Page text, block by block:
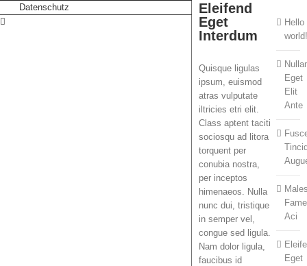
Datenschutz
Eleifend
Eget
Interdum
Quisque ligulas
ipsum, euismod
atras vulputate
iltricies etri elit.
Class aptent taciti
sociosqu ad litora
torquent per
conubia nostra,
per inceptos
himenaeos. Nulla
nunc dui, tristique
in semper vel,
congue sed ligula.
Nam dolor ligula,
faucibus id
Hello
Eget
Elit
Ante
Aci
Eget